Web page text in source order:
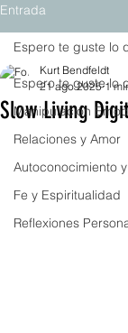
Entrada
Espero te guste lo
Manipulación
Relaciones y Amor
Autoconocimiento
Fe y Espiritualidad
Reflexiones
Espero te guste lo
Slow Living
Kurt Bendfeldt
21 ago 2025 1